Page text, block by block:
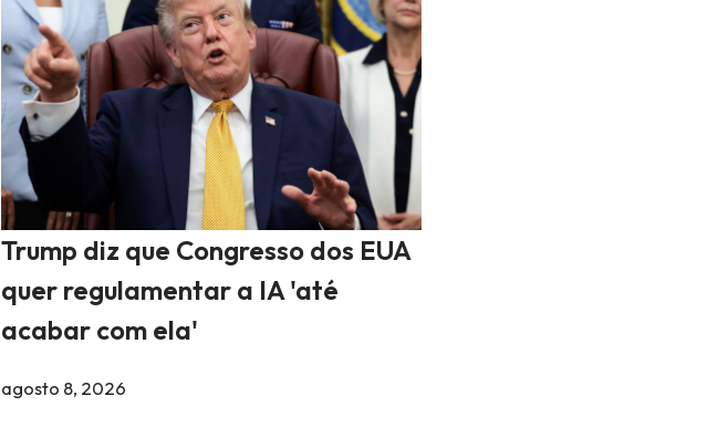
Trump diz que Congresso dos EUA
quer regulamentar a IA 'até
acabar com ela'
agosto 8, 2026